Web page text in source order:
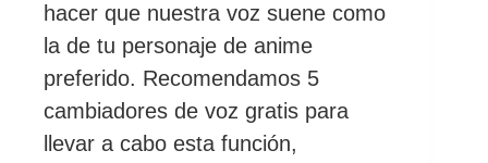
hacer que nuestra voz suene como
la de tu personaje de anime
preferido. Recomendamos 5
cambiadores de voz gratis para
llevar a cabo esta función,